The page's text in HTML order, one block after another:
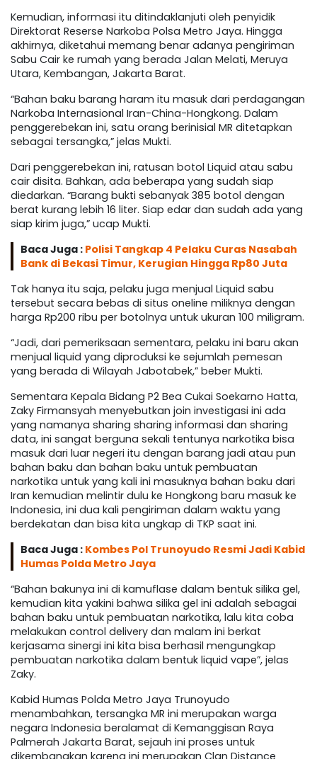
Kemudian, informasi itu ditindaklanjuti oleh penyidik
Direktorat Reserse Narkoba Polsa Metro Jaya. Hingga
akhirnya, diketahui memang benar adanya pengiriman
Sabu Cair ke rumah yang berada Jalan Melati, Meruya
Utara, Kembangan, Jakarta Barat.
“Bahan baku barang haram itu masuk dari perdagangan
Narkoba Internasional Iran-China-Hongkong. Dalam
penggerebekan ini, satu orang berinisial MR ditetapkan
sebagai tersangka,” jelas Mukti.
Dari penggerebekan ini, ratusan botol Liquid atau sabu
cair disita. Bahkan, ada beberapa yang sudah siap
diedarkan. “Barang bukti sebanyak 385 botol dengan
berat kurang lebih 16 liter. Siap edar dan sudah ada yang
siap kirim juga,” ucap Mukti.
Baca Juga : Polisi Tangkap 4 Pelaku Curas Nasabah
Bank di Bekasi Timur, Kerugian Hingga Rp80 Juta
Tak hanya itu saja, pelaku juga menjual Liquid sabu
tersebut secara bebas di situs oneline miliknya dengan
harga Rp200 ribu per botolnya untuk ukuran 100 miligram.
“Jadi, dari pemeriksaan sementara, pelaku ini baru akan
menjual liquid yang diproduksi ke sejumlah pemesan
yang berada di Wilayah Jabotabek,” beber Mukti.
Sementara Kepala Bidang P2 Bea Cukai Soekarno Hatta,
Zaky Firmansyah menyebutkan join investigasi ini ada
yang namanya sharing sharing informasi dan sharing
data, ini sangat berguna sekali tentunya narkotika bisa
masuk dari luar negeri itu dengan barang jadi atau pun
bahan baku dan bahan baku untuk pembuatan
narkotika untuk yang kali ini masuknya bahan baku dari
Iran kemudian melintir dulu ke Hongkong baru masuk ke
Indonesia, ini dua kali pengiriman dalam waktu yang
berdekatan dan bisa kita ungkap di TKP saat ini.
Baca Juga : Kombes Pol Trunoyudo Resmi Jadi Kabid
Humas Polda Metro Jaya
“Bahan bakunya ini di kamuflase dalam bentuk silika gel,
kemudian kita yakini bahwa silika gel ini adalah sebagai
bahan baku untuk pembuatan narkotika, lalu kita coba
melakukan control delivery dan malam ini berkat
kerjasama sinergi ini kita bisa berhasil mengungkap
pembuatan narkotika dalam bentuk liquid vape”, jelas
Zaky.
Kabid Humas Polda Metro Jaya Trunoyudo
menambahkan, tersangka MR ini merupakan warga
negara Indonesia beralamat di Kemanggisan Raya
Palmerah Jakarta Barat, sejauh ini proses untuk